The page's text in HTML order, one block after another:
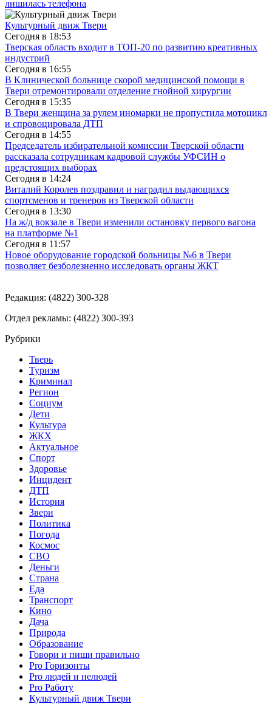
лишилась телефона
Культурный движ Твери
Сегодня в 18:53
Тверская область входит в ТОП-20 по развитию креативных
индустрий
Сегодня в 16:55
В Клинической больнице скорой медицинской помощи в
Твери отремонтировали отделение гнойной хирургии
Сегодня в 15:35
В Твери женщина за рулем иномарки не пропустила мотоцикл
и спровоцировала ДТП
Сегодня в 14:55
Председатель избирательной комиссии Тверской области
рассказала сотрудникам кадровой службы УФСИН о
предстоящих выборах
Сегодня в 14:24
Виталий Королев поздравил и наградил выдающихся
спортсменов и тренеров из Тверской области
Сегодня в 13:30
На ж/д вокзале в Твери изменили остановку первого вагона
на платформе №1
Сегодня в 11:57
Новое оборудование городской больницы №6 в Твери
позволяет безболезненно исследовать органы ЖКТ
Редакция: (4822) 300-328
Отдел рекламы: (4822) 300-393
Рубрики
Тверь
Туризм
Криминал
Регион
Социум
Дети
Культура
ЖКХ
Актуальное
Спорт
Здоровье
Инцидент
ДТП
История
Звери
Политика
Погода
Космос
СВО
Деньги
Страна
Еда
Транспорт
Кино
Дача
Природа
Образование
Говори и пиши правильно
Pro Горизонты
Pro людей и нелюдей
Pro Работу
Культурный движ Твери